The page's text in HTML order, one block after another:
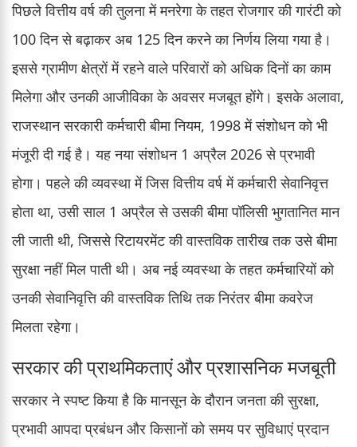
पिछले वित्तीय वर्ष की तुलना में मनरेगा के तहत रोजगार की गारंटी को
100 दिन से बढ़ाकर अब 125 दिन करने का निर्णय लिया गया है।
इससे ग्रामीण क्षेत्रों में रहने वाले परिवारों को अधिक दिनों का काम
मिलेगा और उनकी आजीविका के अवसर मजबूत होंगे। इसके अलावा,
राजस्थान सरकारी कर्मचारी बीमा नियम, 1998 में संशोधन को भी
मंजूरी दी गई है। यह नया संशोधन 1 अप्रैल 2026 से प्रभावी
होगा। पहले की व्यवस्था में जिस वित्तीय वर्ष में कर्मचारी सेवानिवृत्त
होता था, उसी साल 1 अप्रैल से उसकी बीमा पॉलिसी भुगतानित मान
ली जाती थी, जिससे रिटायरमेंट की वास्तविक तारीख तक उसे बीमा
सुरक्षा नहीं मिल पाती थी। अब नई व्यवस्था के तहत कर्मचारियों को
उनकी सेवानिवृत्ति की वास्तविक तिथि तक निरंतर बीमा कवरेज
मिलता रहेगा।
सरकार की प्राथमिकताएं और प्रशासनिक मजबूती
सरकार ने स्पष्ट किया है कि मानसून के दौरान जनता की सुरक्षा,
प्रभावी आपदा प्रबंधन और किसानों को समय पर सुविधाएं प्रदान